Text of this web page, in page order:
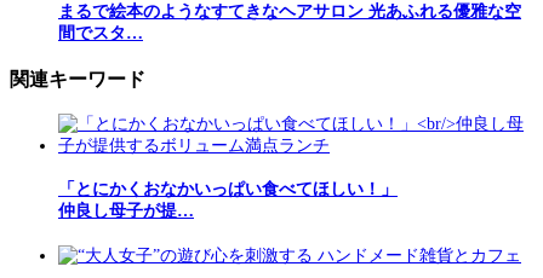
まるで絵本のようなすてきなヘアサロン 光あふれる優雅な空
間でスタ…
関連キーワード
「とにかくおなかいっぱい食べてほしい！」
仲良し母子が提…